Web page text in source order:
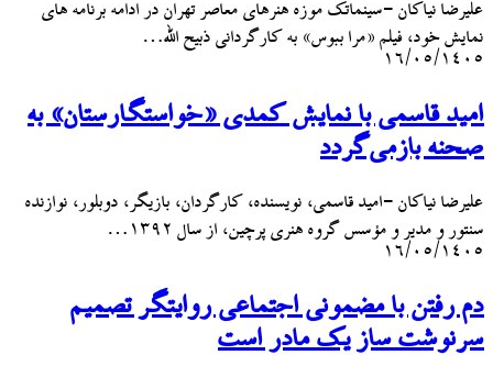
علیرضا نیاکان -سینماتک موزه هنرهای معاصر تهران در ادامه برنامه های
نمایش خود، فیلم «مرا ببوس» به کارگردانی ذبیح الله…
۱۶/۰۵/۱۴۰۵
امید قاسمی با نمایش کمدی «خواستگارستان» به
صحنه بازمی‌گردد
علیرضا نیاکان -امید قاسمی، نویسنده، کارگردان، بازیگر، دوبلور، نوازنده
سنتور و مدیر و مؤسس گروه هنری پرچین، از سال ۱۳۹۲…
۱۶/۰۵/۱۴۰۵
دم رفتن با مضمونی اجتماعی روایتگر تصمیم
سرنوشت ساز یک مادر است